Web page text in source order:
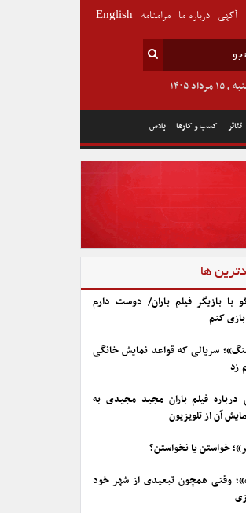
تئاتر کسب و کارها پلاس
۱۴۰۵
آگهی درباره ما مرامنامه English
ها
با بازیگر فیلم باران/ دوست دارم
بازی کنم
سریالی که قواعد نمایش خانگی
زد
درباره فیلم باران مجید مجیدی به
آن از تلویزیون
خواستن یا نخواستن؟
وقتی همچون تبعیدی از شهر خود